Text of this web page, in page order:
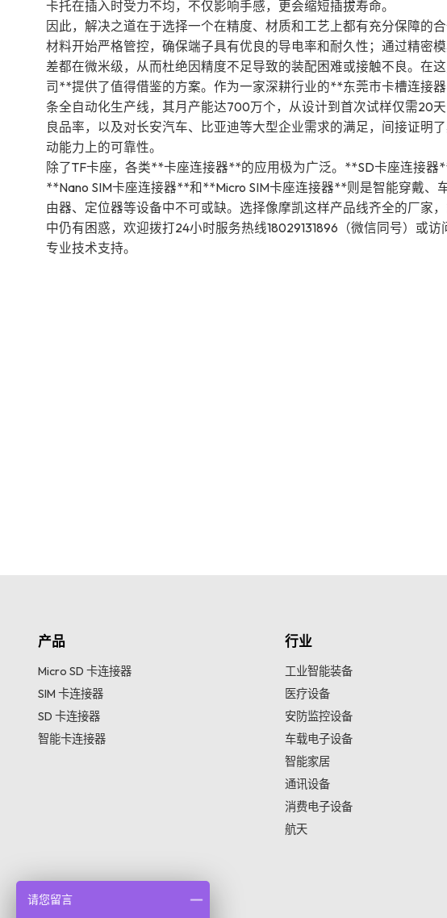
卡托在插入时受力不均，不仅影响手感，更会缩短插拔寿命。
因此，解决之道在于选择一个在精度、材质和工艺上都有充分保障
材料开始严格管控，确保端子具有优良的导电率和耐久性；通过精密
差都在微米级，从而杜绝因精度不足导致的装配困难或接触不良。在
司**提供了值得借鉴的方案。作为一家深耕行业的**东莞市卡槽连接
条全自动化生产线，其月产能达700万个，从设计到首次试样仅需20
良品率，以及对长安汽车、比亚迪等大型企业需求的满足，间接证
动能力上的可靠性。
除了TF卡座，各类**卡座连接器**的应用极为广泛。**SD卡座连接器
**Nano SIM卡座连接器**和**Micro SIM卡座连接器**则是智能穿戴
由器、定位器等设备中不可或缺。选择像摩凯这样产品线齐全的厂家
中仍有困惑，欢迎拨打24小时服务热线18029131896（微信同号）或
专业技术支持。
产品
Micro SD 卡连接器
SIM 卡连接器
SD 卡连接器
智能卡连接器
行业
工业智能装备
医疗设备
安防监控设备
车载电子设备
智能家居
通讯设备
消费电子设备
航天
请您留言